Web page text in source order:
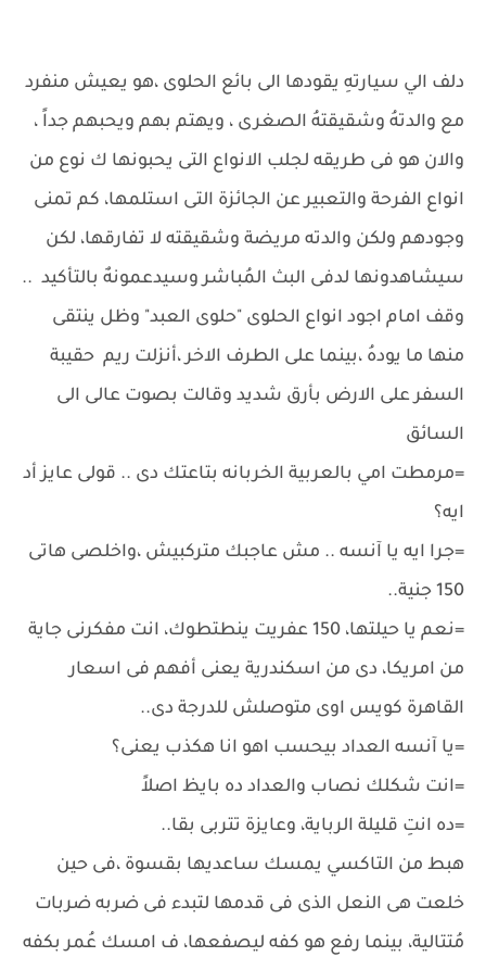
دلف الي سيارتهِ يقودها الى بائع الحلوى ،هو يعيش منفرد
مع والدتهُ وشقيقتهُ الصغرى ، ويهتم بهم ويحبهم جداً ،
والان هو فى طريقه لجلب الانواع التى يحبونها ك نوع من
انواع الفرحة والتعبير عن الجائزة التى استلمها، كم تمنى
وجودهم ولكن والدته مريضة وشقيقته لا تفارقها، لكن
سيشاهدونها لدفى البث المُباشر وسيدعمونهٌ بالتأكيد ..
وقف امام اجود انواع الحلوى "حلوى العبد" وظل ينتقى
منها ما يودهُ ،بينما على الطرف الاخر ،أنزلت ريم حقيبة
السفر على الارض بأرق شديد وقالت بصوت عالى الى
السائق
=مرمطت امي بالعربية الخربانه بتاعتك دى .. قولى عايز أد
ايه؟
=جرا ايه يا آنسه .. مش عاجبك متركبيش ،واخلصى هاتى
150 جنية..
=نعم يا حيلتها، 150 عفريت ينطتطوك، انت مفكرنى جاية
من امريكا، دى من اسكندرية يعنى أفهم فى اسعار
القاهرة كويس اوى متوصلش للدرجة دى..
=يا آنسه العداد بيحسب اهو انا هكذب يعنى؟
=انت شكلك نصاب والعداد ده بايظ اصلاً
=ده انتِ قليلة الرباية، وعايزة تتربى بقا..
هبط من التاكسي يمسك ساعديها بقسوة ،فى حين
خلعت هى النعل الذى فى قدمها لتبدء فى ضربه ضربات
مُتتالية، بينما رفع هو كفه ليصفعها، ف امسك عُمر بكفه